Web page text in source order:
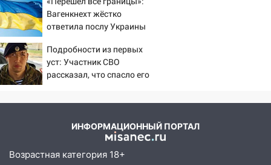
Вагенкнехт жёстко
ответила послу Украины
Подробности из первых
уст: Участник СВО
рассказал, что спасло его
ИНФОРМАЦИОННЫЙ ПОРТАЛ
Возрастная категория 18+